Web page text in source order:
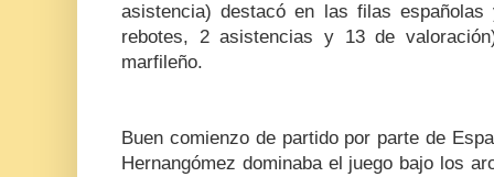
asistencia) destacó en las filas
rebotes, 2 asistencias y 13 de
marfileño.
Buen comienzo de partido por parte de
Hernangómez dominaba el juego bajo los